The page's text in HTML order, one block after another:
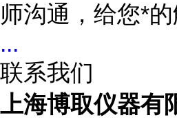
师沟通，给您*的
...
联系我们
上海博取仪器有